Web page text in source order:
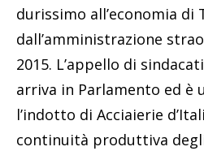
durissimo all’economia
dall’amministrazione
2015. L’appello di
arriva in Parlamento ed è
l’indotto di Acciaierie
continuità produttiva